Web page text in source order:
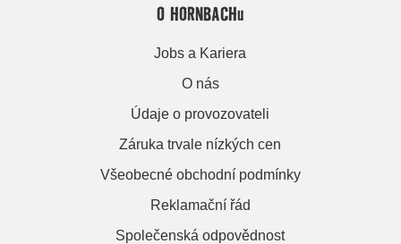
O HORNBACHu
Jobs a Kariera
O nás
Údaje o provozovateli
Záruka trvale nízkých cen
Všeobecné obchodní podmínky
Reklamační řád
Společenská odpovědnost